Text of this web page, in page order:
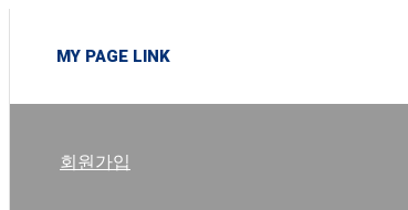
MY PAGE LINK
회원가입